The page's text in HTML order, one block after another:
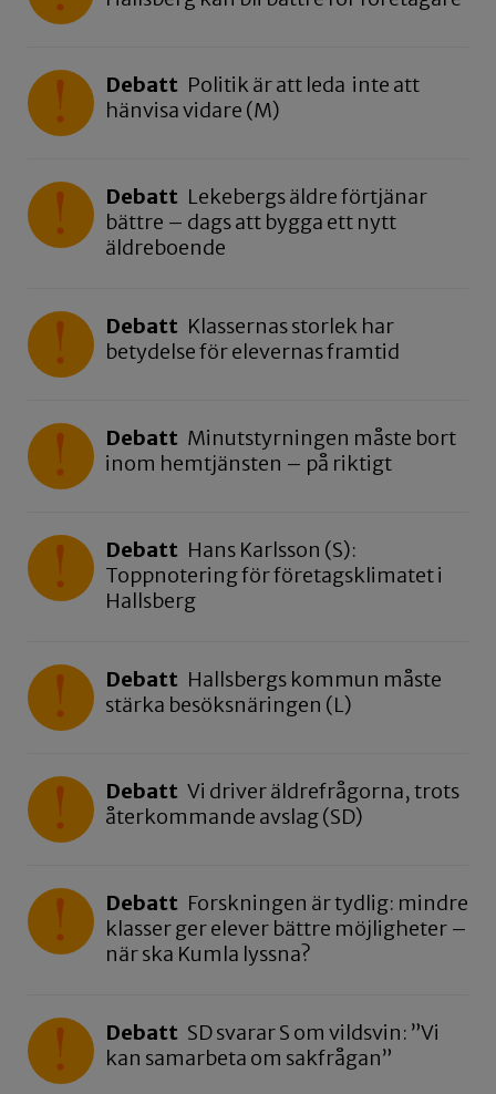
Debatt Politik är att leda inte att
hänvisa vidare (M)
Debatt Lekebergs äldre förtjänar
bättre – dags att bygga ett nytt
äldreboende
Debatt Klassernas storlek har
betydelse för elevernas framtid
Debatt Minutstyrningen måste bort
inom hemtjänsten – på riktigt
Debatt Hans Karlsson (S):
Toppnotering för företagsklimatet i
Hallsberg
Debatt Hallsbergs kommun måste
stärka besöksnäringen (L)
Debatt Vi driver äldrefrågorna, trots
återkommande avslag (SD)
Debatt Forskningen är tydlig: mindre
klasser ger elever bättre möjligheter –
när ska Kumla lyssna?
Debatt SD svarar S om vildsvin: ”Vi
kan samarbeta om sakfrågan”